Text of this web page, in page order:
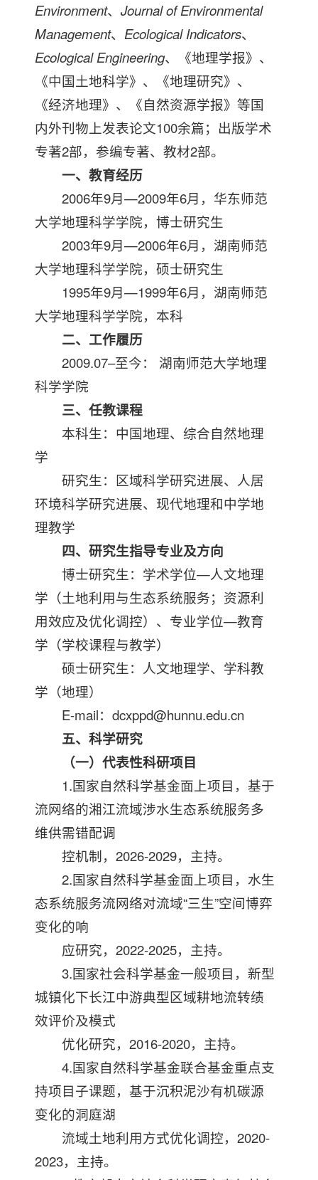
Environment、Journal of Environmental
Management、 Ecological Indicators、
Ecological Engineering、《地理学报》、
《中国土地科学》、《地理研究》、
《经济地理》、《自然资源学报》等国
内外刊物上发表论文100余篇；出版学术
专著2部，参编专著、教材2部。
一、教育经历
2006年9月—2009年6月，华东师范
大学地理科学学院，博士研究生
2003年9月—2006年6月，湖南师范
大学地理科学学院，硕士研究生
1995年9月—1999年6月，湖南师范
大学地理科学学院，本科
二、工作履历
2009.07–至今： 湖南师范大学地理
科学学院
三、任教课程
本科生：中国地理、综合自然地理
学
研究生：区域科学研究进展、人居
环境科学研究进展、现代地理和中学地
理教学
四、研究生指导专业及方向
博士研究生：学术学位—人文地理
学（土地利用与生态系统服务；资源利
用效应及优化调控）、专业学位—教育
学（学校课程与教学）
硕士研究生：人文地理学、学科教
学（地理）
E-mail：dcxppd@hunnu.edu.cn
五、科学研究
（一）代表性科研项目
1.国家自然科学基金面上项目，基于
流网络的湘江流域涉水生态系统服务多
维供需错配调
控机制，2026-2029，主持。
2.国家自然科学基金面上项目，水生
态系统服务流网络对流域“三生”空间博弈
变化的响
应研究，2022-2025，主持。
3.国家社会科学基金一般项目，新型
城镇化下长江中游典型区域耕地流转绩
效评价及模式
优化研究，2016-2020，主持。
4.国家自然科学基金联合基金重点支
持项目子课题，基于沉积泥沙有机碳源
变化的洞庭湖
流域土地利用方式优化调控，2020-
2023，主持。